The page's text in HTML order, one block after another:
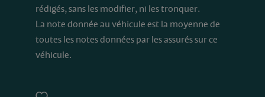
rédigés, sans les modifier, ni les tronquer.
La note donnée au véhicule est la moyenne de
toutes les notes données par les assurés sur ce
véhicule.